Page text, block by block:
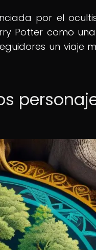
por el
Potter como
un viaje